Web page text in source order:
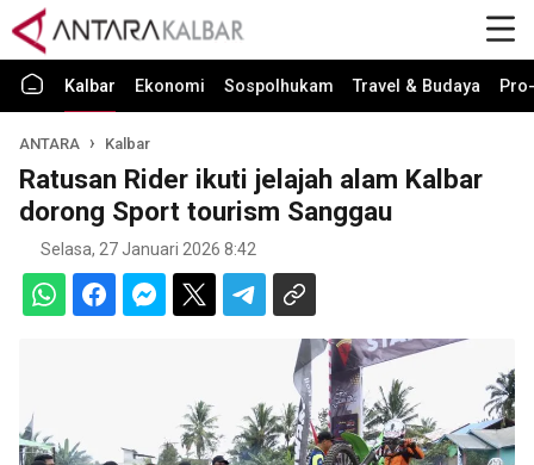
Kalbar Ekonomi Sospolhukam Travel & Budaya
ANTARA Kalbar
Ratusan Rider ikuti jelajah alam Kalbar
dorong Sport tourism Sanggau
Selasa, 27 Januari 2026 8:42